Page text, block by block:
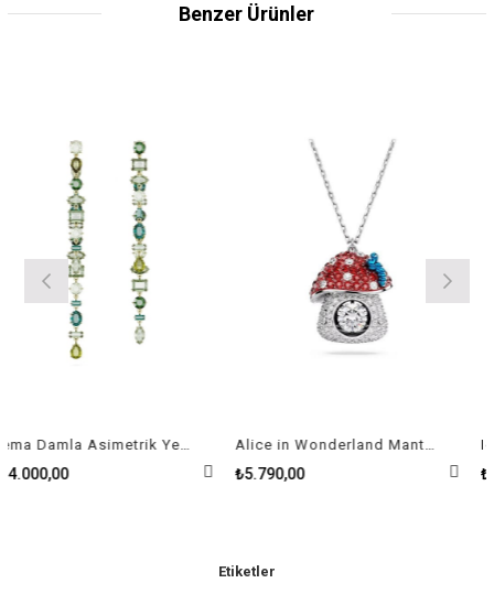
Benzer Ürünler
Gema Damla Asimetrik Yeşil Kadın Küpe Alice in Wonderland Mantar, Kırmızı, Rodyum Kaplama Kolye
₺5.790,00 ₺9.990,00
Etiketler